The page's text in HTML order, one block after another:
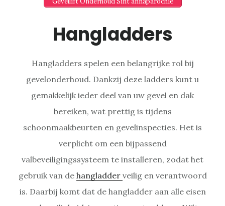
Hangladders
Hangladders spelen een belangrijke rol bij
gevelonderhoud. Dankzij deze ladders kunt u
gemakkelijk ieder deel van uw gevel en dak
bereiken, wat prettig is tijdens
schoonmaakbeurten en gevelinspecties. Het is
verplicht om een bijpassend
valbeveiligingssysteem te installeren, zodat het
gebruik van de hangladder veilig en verantwoord
is. Daarbij komt dat de hangladder aan alle eisen